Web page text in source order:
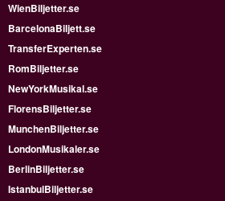
WienBiljetter.se
BarcelonaBiljett.se
TransferExperten.se
RomBiljetter.se
NewYorkMusikal.se
FlorensBiljetter.se
MunchenBiljetter.se
LondonMusikaler.se
BerlinBiljetter.se
IstanbulBiljetter.se